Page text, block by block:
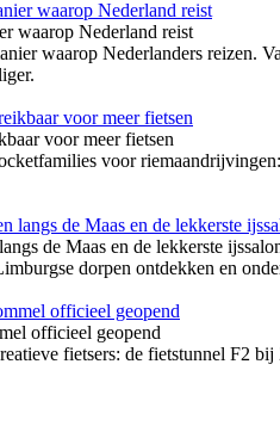
waarop Nederland reist
waarop Nederlanders reizen.
voor meer fietsen
voor
de Maas en de lekkerste
dorpen ontdekken en
officieel geopend
fietsers: de fietstunnel F2